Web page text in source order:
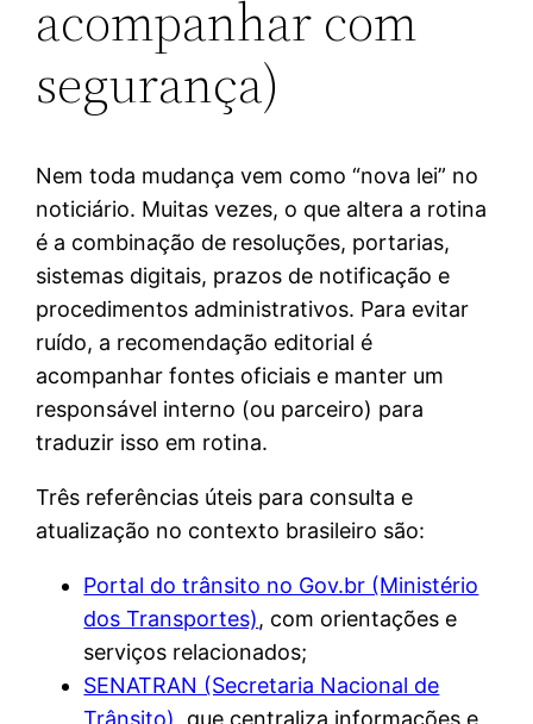
acompanhar com
segurança)
Nem toda mudança vem como “nova lei” no
noticiário. Muitas vezes, o que altera a rotina
é a combinação de resoluções, portarias,
sistemas digitais, prazos de notificação e
procedimentos administrativos. Para evitar
ruído, a recomendação editorial é
acompanhar fontes oficiais e manter um
responsável interno (ou parceiro) para
traduzir isso em rotina.
Três referências úteis para consulta e
atualização no contexto brasileiro são:
Portal do trânsito no Gov.br (Ministério
dos Transportes), com orientações e
serviços relacionados;
SENATRAN (Secretaria Nacional de
Trânsito), que centraliza informações e